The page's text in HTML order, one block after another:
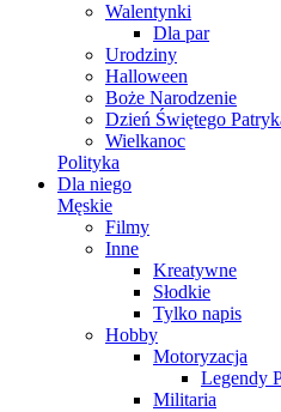
Walentynki
Dla par
Urodziny
Halloween
Boże Narodzenie
Dzień Świętego
Wielkanoc
Polityka
Dla niego
Męskie
Filmy
Inne
Kreatywne
Słodkie
Tylko napis
Hobby
Motoryzacja
Legendy
Militaria